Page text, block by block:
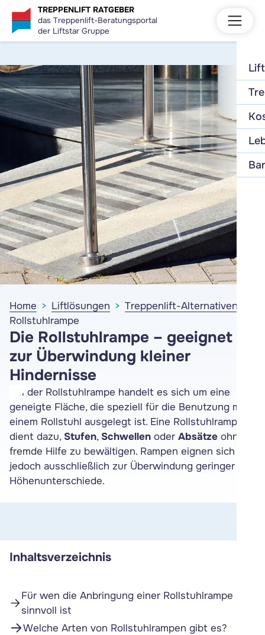
TREPPENLIFT RATGEBER
das Treppenlift-Beratungsportal
der Liftstar Gruppe
Home Liftlösungen
Treppenlift-Alternativen
Rollstuhlrampe
Die Rollstuhlrampe – geeignet
zur Überwindung kleiner
Hindernisse
Bei der Rollstuhlrampe handelt es sich um eine
geneigte Fläche, die speziell für die Benutzung mit
einem Rollstuhl ausgelegt ist. Eine Rollstuhlrampe
dient dazu, Stufen, Schwellen oder Absätze ohne
fremde Hilfe zu bewältigen. Rampen eignen sich
jedoch ausschließlich zur Überwindung geringer
Höhenunterschiede.
Inhaltsverzeichnis
Für wen die Anbringung einer Rollstuhlrampe
sinnvoll ist
Welche Arten von Rollstuhlrampen gibt es?